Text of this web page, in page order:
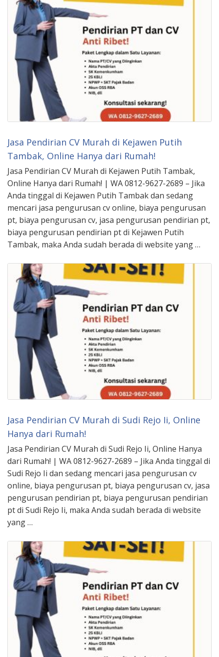
Jasa Pendirian CV Murah di Kejawen Putih
Tambak, Online Hanya dari Rumah!
Jasa Pendirian CV Murah di Kejawen Putih Tambak,
Online Hanya dari Rumah! | WA 0812-9627-2689 – Jika
Anda tinggal di Kejawen Putih Tambak dan sedang
mencari jasa pengurusan cv online, biaya pengurusan
pt, biaya pengurusan cv, jasa pengurusan pendirian pt,
biaya pengurusan pendirian pt di Kejawen Putih
Tambak, maka Anda sudah berada di website yang …
Jasa Pendirian CV Murah di Sudi Rejo Ii, Online
Hanya dari Rumah!
Jasa Pendirian CV Murah di Sudi Rejo Ii, Online Hanya
dari Rumah! | WA 0812-9627-2689 – Jika Anda tinggal di
Sudi Rejo Ii dan sedang mencari jasa pengurusan cv
online, biaya pengurusan pt, biaya pengurusan cv, jasa
pengurusan pendirian pt, biaya pengurusan pendirian
pt di Sudi Rejo Ii, maka Anda sudah berada di website
yang …